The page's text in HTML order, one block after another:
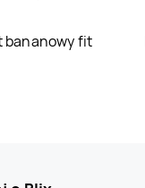
bananowy fit